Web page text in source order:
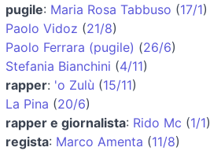
pugile: Maria Rosa Tabbuso (17/1)
Paolo Vidoz (21/8)
Paolo Ferrara (pugile) (26/6)
Stefania Bianchini (4/11)
rapper: 'o Zulù (15/11)
La Pina (20/6)
rapper e giornalista: Rido Mc (1/1)
regista: Marco Amenta (11/8)